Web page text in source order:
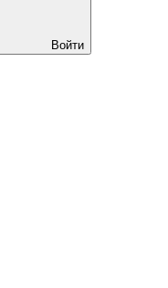
Войти